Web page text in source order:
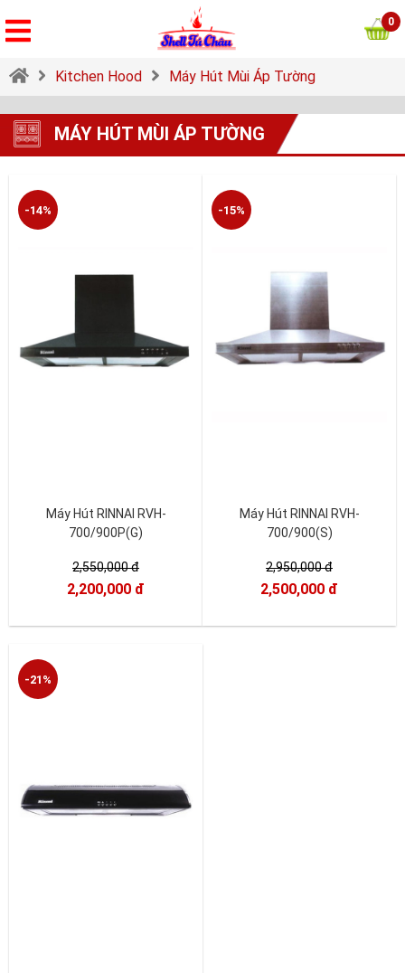
0
Kitchen Hood Máy Hút Mùi Áp Tường
MÁY HÚT MÙI ÁP TƯỜNG
-14%
Máy Hút RINNAI RVH-
700/900P(G)
2,550,000 đ
2,200,000 đ
-15%
Máy Hút RINNAI RVH-
700/900(S)
2,950,000 đ
2,500,000 đ
-21%